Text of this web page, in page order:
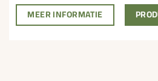
MEER INFORMATIE